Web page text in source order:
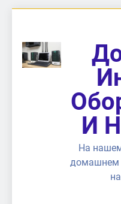
содержимому
И
На
домашнем